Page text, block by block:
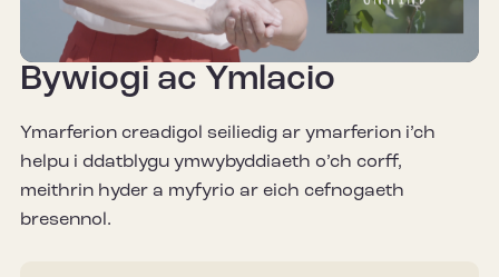
Bywiogi ac Ymlacio
Ymarferion creadigol seiliedig ar ymarferion i’ch
helpu i ddatblygu ymwybyddiaeth o’ch corff,
meithrin hyder a myfyrio ar eich cefnogaeth
bresennol.